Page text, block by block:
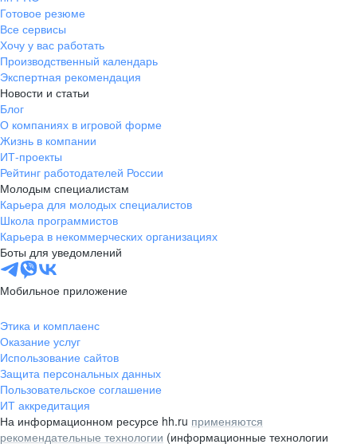
Готовое резюме
Все сервисы
Хочу у вас работать
Производственный календарь
Экспертная рекомендация
Новости и статьи
Блог
О компаниях в игровой форме
Жизнь в компании
ИТ-проекты
Рейтинг работодателей России
Молодым специалистам
Карьера для молодых специалистов
Школа программистов
Карьера в некоммерческих организациях
Боты для уведомлений
Мобильное приложение
Этика и комплаенс
Оказание услуг
Использование сайтов
Защита персональных данных
Пользовательское соглашение
ИТ аккредитация
На информационном ресурсе hh.ru применяются
рекомендательные технологии (информационные технологии